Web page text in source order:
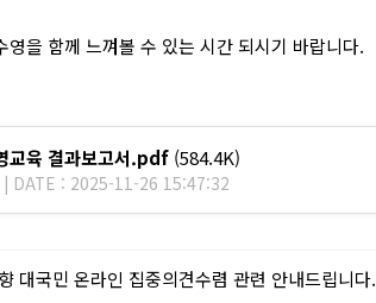
영을 함께 느껴볼 수 있는 시간 되시기 바랍니다.
교육 결과보고서.pdf (584.4K)
| DATE : 2025-11-26 15:47:32
대국민 온라인 집중의견수렴 관련 안내드립니다.